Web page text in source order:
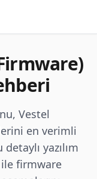
Vestel
en verimli
yazılım
ile firmware